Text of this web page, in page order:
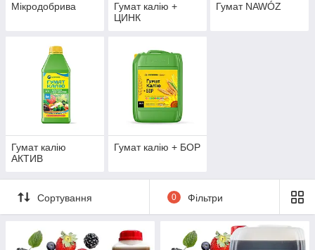
Мікродобрива
Гумат калію +
ЦИНК
Гумат NAWÓZ
Гумат калію
АКТИВ
Гумат калію + БОР
Сортування 0 Фільтри